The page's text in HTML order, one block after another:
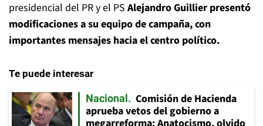
presidencial del PR y el PS Alejandro Guillier presentó
modificaciones a su equipo de campaña, con
importantes mensajes hacia el centro político.
Te puede interesar
Nacional
Comisión de Hacienda
aprueba vetos del gobierno a